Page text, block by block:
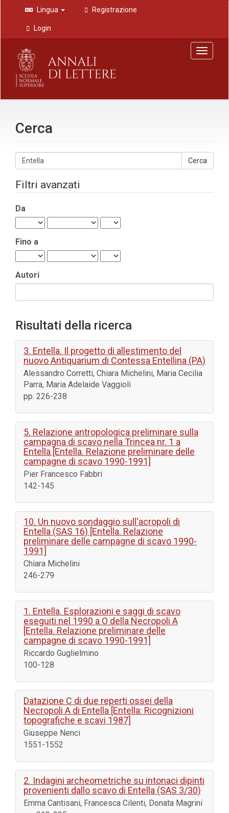
Navigazione
principale
Contenuto
principale
Barra
laterale
Lingua Registrazione
Login
Toggle
Cerca
Cerca
gli
articoli
per
Filtri avanzati
Da
Fino a
Autori
Risultati della ricerca
3. Entella. Il progetto di allestimento del
nuovo Antiquarium di Contessa Entellina (PA)
Alessandro Corretti, Chiara Michelini, Maria Cecilia
Parra, Maria Adelaide Vaggioli
pp. 226-238
5. Relazione antropologica preliminare sulla
campagna di scavo nella Trincea nr. 1 a
Entella [Entella. Relazione preliminare delle
campagne di scavo 1990-1991]
Pier Francesco Fabbri
142-145
10. Un nuovo sondaggio sull'acropoli di
Entella (SAS 16) [Entella. Relazione
preliminare delle campagne di scavo 1990-
1991]
Chiara Michelini
246-279
1. Entella. Esplorazioni e saggi di scavo
eseguiti nel 1990 a O della Necropoli A
[Entella. Relazione preliminare delle
campagne di scavo 1990-1991]
Riccardo Guglielmino
100-128
Datazione C di due reperti ossei della
Necropoli A di Entella [Entella: Ricognizioni
topografiche e scavi 1987]
Giuseppe Nenci
1551-1552
2. Indagini archeometriche su intonaci dipinti
provenienti dallo scavo di Entella (SAS 3/30)
Emma Cantisani, Francesca Cilenti, Donata Magrini